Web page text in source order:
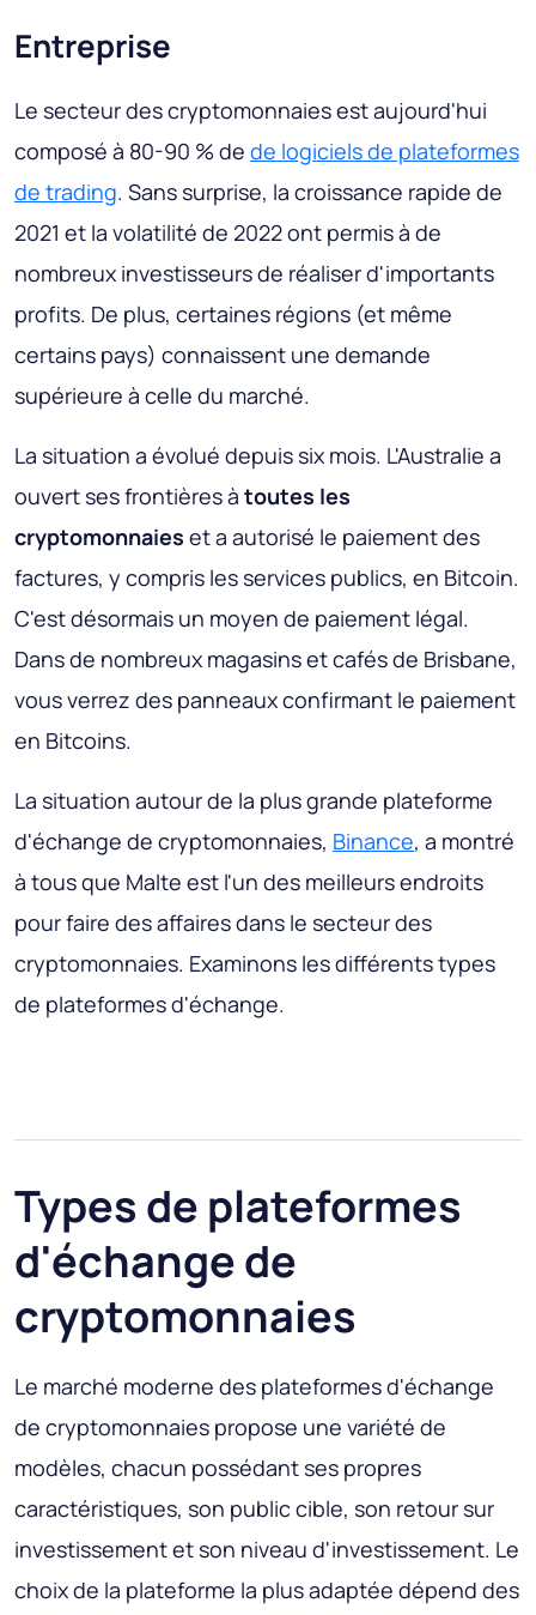
Entreprise
Le secteur des cryptomonnaies est aujourd'hui
composé à 80-90 % de de logiciels de plateformes
de trading. Sans surprise, la croissance rapide de
2021 et la volatilité de 2022 ont permis à de
nombreux investisseurs de réaliser d'importants
profits. De plus, certaines régions (et même
certains pays) connaissent une demande
supérieure à celle du marché.
La situation a évolué depuis six mois. L'Australie a
ouvert ses frontières à toutes les
cryptomonnaies et a autorisé le paiement des
factures, y compris les services publics, en Bitcoin.
C'est désormais un moyen de paiement légal.
Dans de nombreux magasins et cafés de Brisbane,
vous verrez des panneaux confirmant le paiement
en Bitcoins.
La situation autour de la plus grande plateforme
d'échange de cryptomonnaies, Binance, a montré
à tous que Malte est l'un des meilleurs endroits
pour faire des affaires dans le secteur des
cryptomonnaies. Examinons les différents types
de plateformes d'échange.
Types de plateformes
d'échange de
cryptomonnaies
Le marché moderne des plateformes d'échange
de cryptomonnaies propose une variété de
modèles, chacun possédant ses propres
caractéristiques, son public cible, son retour sur
investissement et son niveau d'investissement. Le
choix de la plateforme la plus adaptée dépend des